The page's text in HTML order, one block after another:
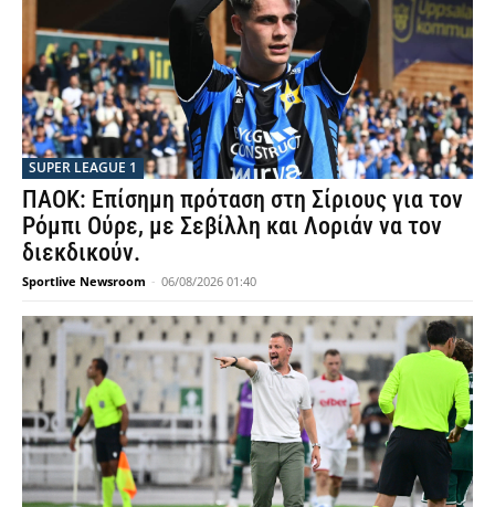
SUPER LEAGUE 1
ΠΑΟΚ: Επίσημη πρόταση στη Σίριους για τον
Ρόμπι Ούρε, με Σεβίλλη και Λοριάν να τον
διεκδικούν.
Sportlive Newsroom - 06/08/2026 01:40